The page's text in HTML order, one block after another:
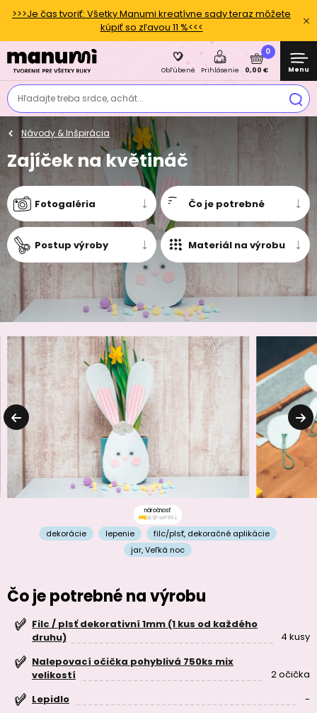
>>>Je čas tvoriť: Všetky Manumi kreatívne sady teraz môžete
kúpiť so zľavou 11 %<<<
Hľadajte treba srdce, achát...
Obľúbené Prihlásenie
0
0,00 € Menu
Návody & Inšpirácia
Zajíček na květináč
Fotogaléria Čo je potrebné
Postup výroby Materiál na výrobu
náročnosť
dekorácie lepenie filc/plsť, dekoračné aplikácie
jar,Veľká noc
Čo je potrebné na výrobu
Filc / plsť dekorativní 1mm (1 kus od každého
druhu)
4 kusy
Nalepovací očička pohyblivá 750ks mix
velikostí
2 očička
Lepidlo
-